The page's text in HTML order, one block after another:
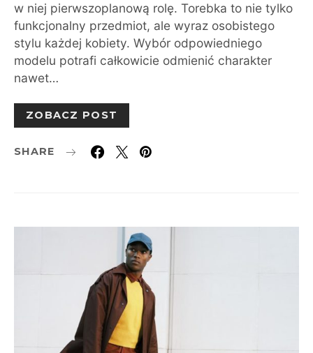
w niej pierwszoplanową rolę. Torebka to nie tylko
funkcjonalny przedmiot, ale wyraz osobistego
stylu każdej kobiety. Wybór odpowiedniego
modelu potrafi całkowicie odmienić charakter
nawet…
ZOBACZ POST
SHARE